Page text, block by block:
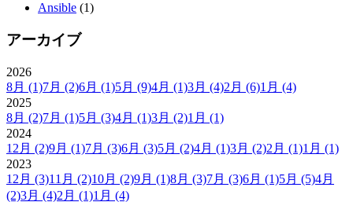
Ansible (1)
アーカイブ
2026
8月 (1)7月 (2)6月 (1)5月 (9)4月 (1)3月 (4)2月 (6)1月 (4)
2025
8月 (2)7月 (1)5月 (3)4月 (1)3月 (2)1月 (1)
2024
12月 (2)9月 (1)7月 (3)6月 (3)5月 (2)4月 (1)3月 (2)2月 (1)1月 (1)
2023
12月 (3)11月 (2)10月 (2)9月 (1)8月 (3)7月 (3)6月 (1)5月 (5)4月
(2)3月 (4)2月 (1)1月 (4)